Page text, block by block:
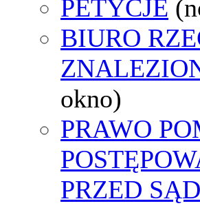
PETYCJE
BIURO
okno)
PRAWO
PRZED